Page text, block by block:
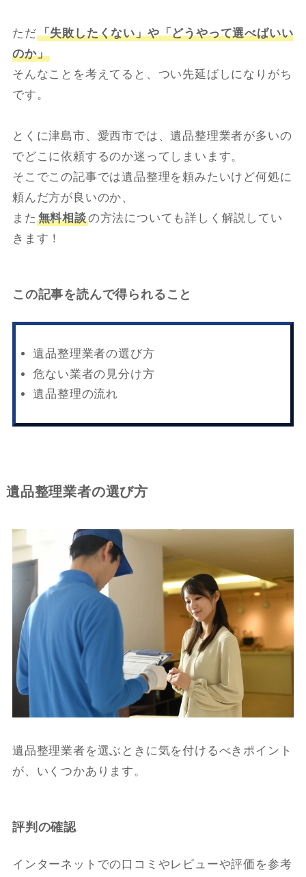
ただ「失敗したくない」や「どうやって選べばいい
のか」
そんなことを考えてると、つい先延ばしになりがち
です。
とくに津島市、愛西市では、遺品整理業者が多いの
でどこに依頼するのか迷ってしまいます。
そこでこの記事では遺品整理を頼みたいけど何処に
頼んだ方が良いのか、
また 無料相談の方法についても詳しく解説してい
きます！
この記事を読んで得られること
遺品整理業者の選び方
危ない業者の見分け方
遺品整理の流れ
遺品整理業者の選び方
遺品整理業者を選ぶときに気を付けるべきポイント
が、いくつかあります。
評判の確認
インターネットでの口コミやレビューや評価を参考